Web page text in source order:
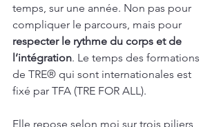
temps, sur une année. Non pas pour
compliquer le parcours, mais pour
respecter le rythme du corps et de
l’intégration. Le temps des formations
de TRE® qui sont internationales est
fixé par TFA (TRE FOR ALL).
Elle repose selon moi sur trois piliers